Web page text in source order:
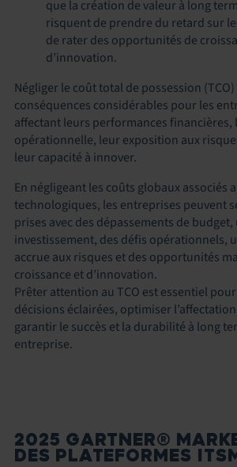
que la création de valeur à long
risquent de prendre du retard sur
de rater des opportunités de
d’innovation.
Négliger le coût total de possession
conséquences considérables pour les
affectant leurs performances financières,
opérationnelle, leur exposition aux
leur capacité à innover.
En négligeant les coûts globaux associés
technologiques, les entreprises peuvent
prises avec des dépassements de
investissement, des défis opérationnels,
accrue aux risques et des opportunités
croissance et d’innovation.
Prêter attention au TCO est essentiel
décisions éclairées, optimiser
garantir le succès et la durabilité à long
entreprise.
2025 GARTNER®
DES PLATEFORMES